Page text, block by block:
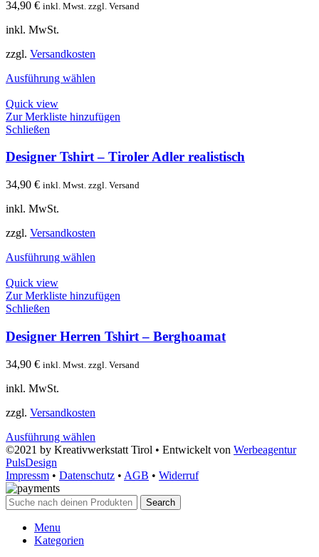
34,90 € inkl. Mwst. zzgl. Versand
inkl. MwSt.
zzgl. Versandkosten
Ausführung wählen
Quick view
Zur Merkliste hinzufügen
Schließen
Designer Tshirt – Tiroler Adler realistisch
34,90 € inkl. Mwst. zzgl. Versand
inkl. MwSt.
zzgl. Versandkosten
Ausführung wählen
Quick view
Zur Merkliste hinzufügen
Schließen
Designer Herren Tshirt – Berghoamat
34,90 € inkl. Mwst. zzgl. Versand
inkl. MwSt.
zzgl. Versandkosten
Ausführung wählen
©2021 by Kreativwerkstatt Tirol • Entwickelt von Werbeagentur
PulsDesign
Impressm • Datenschutz • AGB • Widerruf
Search
Menu
Kategorien